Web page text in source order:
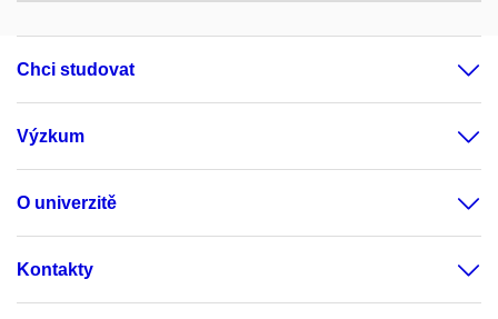
Chci studovat
Výzkum
O univerzitě
Kontakty